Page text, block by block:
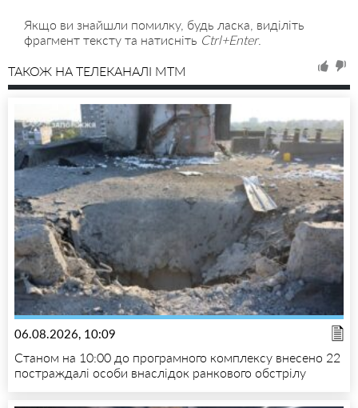
Якщо ви знайшли помилку, будь ласка, виділіть
фрагмент тексту та натисніть Ctrl+Enter.
ТАКОЖ НА ТЕЛЕКАНАЛІ MTM
06.08.2026, 10:09
Станом на 10:00 до програмного комплексу внесено 22
постраждалі особи внаслідок ранкового обстрілу